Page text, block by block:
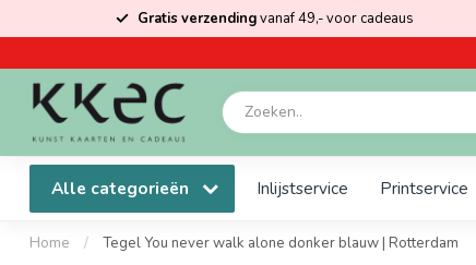
Gratis verzendingvanaf 49,- voor cadeaus
Alle categorieën Inlijstservice Printservice
Home / Tegel You never walk alone donker blauw | Rotterdam